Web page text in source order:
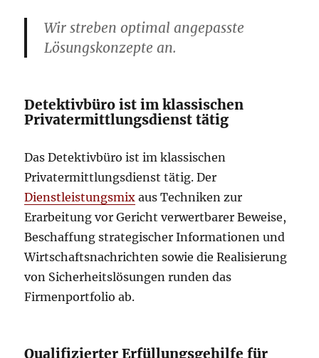
Wir streben optimal angepasste
Lösungskonzepte an.
Detektivbüro ist im klassischen
Privatermittlungsdienst tätig
Das Detektivbüro ist im klassischen
Privatermittlungsdienst tätig. Der
Dienstleistungsmix aus Techniken zur
Erarbeitung vor Gericht verwertbarer Beweise,
Beschaffung strategischer Informationen und
Wirtschaftsnachrichten sowie die Realisierung
von Sicherheitslösungen runden das
Firmenportfolio ab.
Qualifizierter Erfüllungsgehilfe für